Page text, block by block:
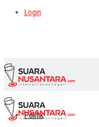
Login
Politik